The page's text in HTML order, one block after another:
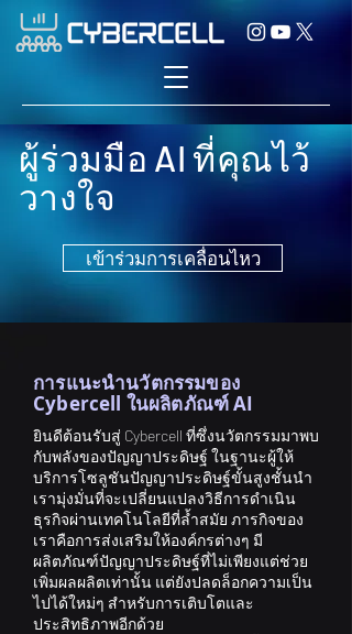
ผู้ร่วมมือ AI ที่คุณไว้
วางใจ
เข้าร่วมการเคลื่อนไหว
การแนะนำนวัตกรรมของ
Cybercell ในผลิตภัณฑ์ AI
ยินดีต้อนรับสู่ Cybercell ที่ซึ่งนวัตกรรมมาพบ
กับพลังของปัญญาประดิษฐ์ ในฐานะผู้ให้
บริการโซลูชันปัญญาประดิษฐ์ขั้นสูงชั้นนำ
เรามุ่งมั่นที่จะเปลี่ยนแปลงวิธีการดำเนิน
ธุรกิจผ่านเทคโนโลยีที่ล้ำสมัย ภารกิจของ
เราคือการส่งเสริมให้องค์กรต่างๆ มี
ผลิตภัณฑ์ปัญญาประดิษฐ์ที่ไม่เพียงแต่ช่วย
เพิ่มผลผลิตเท่านั้น แต่ยังปลดล็อกความเป็น
ไปได้ใหม่ๆ สำหรับการเติบโตและ
ประสิทธิภาพอีกด้วย